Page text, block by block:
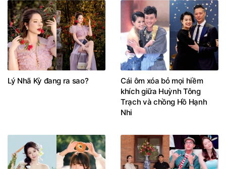
Lý Nhã Kỳ đang ra sao?
Cái ôm xóa bỏ mọi hiềm
khích giữa Huỳnh Tông
Trạch và chồng Hồ Hạnh
Nhi